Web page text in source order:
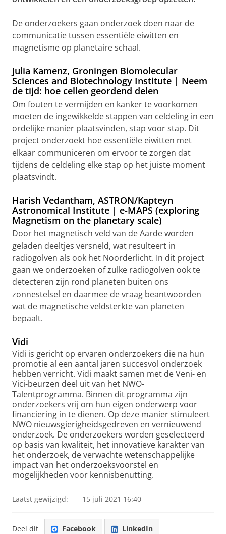
De onderzoekers gaan onderzoek doen naar de
communicatie tussen essentiële eiwitten en
magnetisme op planetaire schaal.
Julia Kamenz, Groningen Biomolecular
Sciences and Biotechnology Institute | Neem
de tijd: hoe cellen geordend delen
Om fouten te vermijden en kanker te voorkomen
moeten de ingewikkelde stappen van celdeling in een
ordelijke manier plaatsvinden, stap voor stap. Dit
project onderzoekt hoe essentiële eiwitten met
elkaar communiceren om ervoor te zorgen dat
tijdens de celdeling elke stap op het juiste moment
plaatsvindt.
Harish Vedantham, ASTRON/Kapteyn
Astronomical Institute | e-MAPS (exploring
Magnetism on the planetary scale)
Door het magnetisch veld van de Aarde worden
geladen deeltjes versneld, wat resulteert in
radiogolven als ook het Noorderlicht. In dit project
gaan we onderzoeken of zulke radiogolven ook te
detecteren zijn rond planeten buiten ons
zonnestelsel en daarmee de vraag beantwoorden
wat de magnetische veldsterkte van planeten
bepaalt.
Vidi
Vidi is gericht op ervaren onderzoekers die na hun
promotie al een aantal jaren succesvol onderzoek
hebben verricht. Vidi maakt samen met de Veni- en
Vici-beurzen deel uit van het NWO-
Talentprogramma. Binnen dit programma zijn
onderzoekers vrij om hun eigen onderwerp voor
financiering in te dienen. Op deze manier stimuleert
NWO nieuwsgierigheidsgedreven en vernieuwend
onderzoek. De onderzoekers worden geselecteerd
op basis van kwaliteit, het innovatieve karakter van
het onderzoek, de verwachte wetenschappelijke
impact van het onderzoeksvoorstel en
mogelijkheden voor kennisbenutting.
Laatst gewijzigd: 15 juli 2021 16:40
Deel dit Facebook LinkedIn